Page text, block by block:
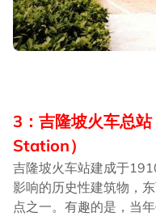
3：吉隆坡火车总
Station）
吉隆坡火车站建成于
影响的历史性建筑物，
点之一。有趣的是，当